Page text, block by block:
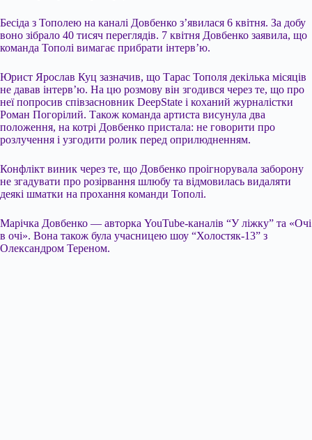
Бесіда з Тополею на каналі Довбенко з’явилася 6 квітня. За добу
воно зібрало 40 тисяч переглядів. 7 квітня Довбенко заявила, що
команда Тополі вимагає прибрати інтерв’ю.
Юрист Ярослав Куц зазначив, що Тарас Тополя декілька місяців
не давав інтервʼю. На цю розмову він згодився через те, що про
неї попросив співзасновник DeepState і коханий журналістки
Роман Погорілий. Також команда артиста висунула два
положення, на котрі Довбенко пристала: не говорити про
розлучення і узгодити ролик перед оприлюдненням.
Конфлікт виник через те, що Довбенко проігнорувала заборону
не згадувати про розірвання шлюбу та відмовилась видаляти
деякі шматки на прохання команди Тополі.
Марічка Довбенко — авторка YouTube-каналів “У ліжку” та «Очі
в очі». Вона також була учасницею шоу “Холостяк-13” з
Олександром Тереном.